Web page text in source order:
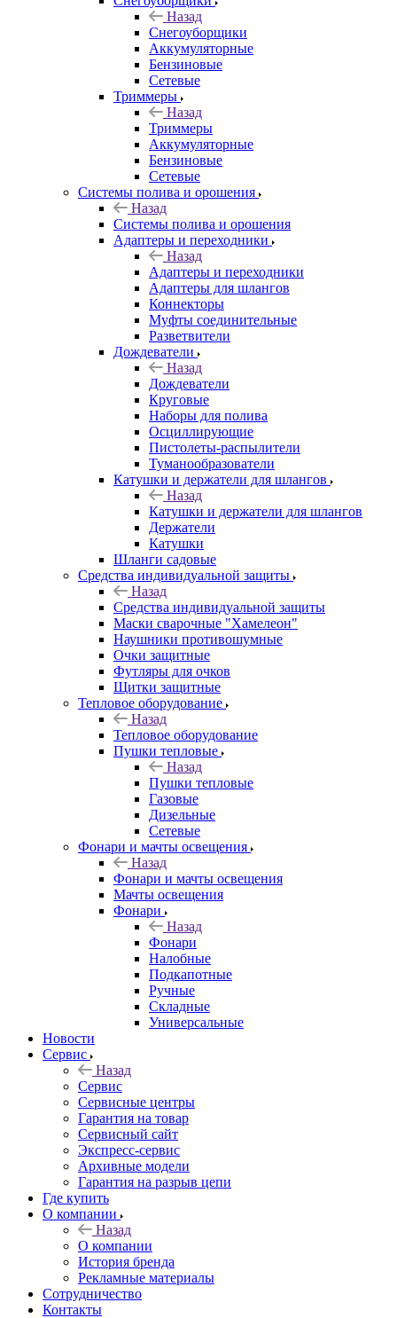
Назад
Снегоуборщики
Аккумуляторные
Бензиновые
Сетевые
Триммеры
Назад
Триммеры
Аккумуляторные
Бензиновые
Сетевые
Системы полива и орошения
Назад
Системы полива и орошения
Адаптеры и переходники
Назад
Адаптеры и переходники
Адаптеры для шлангов
Коннекторы
Муфты соединительные
Разветвители
Дождеватели
Назад
Дождеватели
Круговые
Наборы для полива
Осциллирующие
Пистолеты-распылители
Туманообразователи
Катушки и держатели для шлангов
Назад
Катушки и держатели для шлангов
Держатели
Катушки
Шланги садовые
Средства индивидуальной защиты
Назад
Средства индивидуальной защиты
Маски сварочные "Хамелеон"
Наушники противошумные
Очки защитные
Футляры для очков
Щитки защитные
Тепловое оборудование
Назад
Тепловое оборудование
Пушки тепловые
Назад
Пушки тепловые
Газовые
Дизельные
Сетевые
Фонари и мачты освещения
Назад
Фонари и мачты освещения
Мачты освещения
Фонари
Назад
Фонари
Налобные
Подкапотные
Ручные
Складные
Универсальные
Новости
Сервис
Назад
Сервис
Сервисные центры
Гарантия на товар
Сервисный сайт
Экспресс-сервис
Архивные модели
Гарантия на разрыв цепи
Где купить
О компании
Назад
О компании
История бренда
Рекламные материалы
Сотрудничество
Контакты